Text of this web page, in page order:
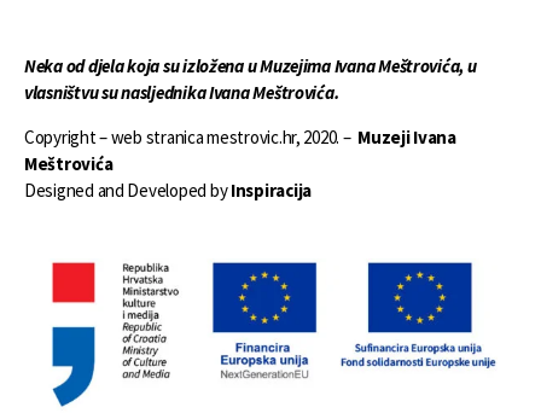
Neka od djela koja su izložena u Muzejima Ivana Meštrovića, u
vlasništvu su nasljednika Ivana Meštrovića.
Copyright – web stranica mestrovic.hr, 2020. – Muzeji Ivana
Meštrovića
Designed and Developed byInspiracija